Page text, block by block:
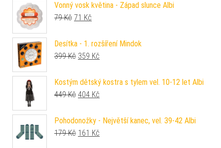
Vonný vosk květina - Západ slunce Albi
79Kč Původní cena byla: 79 Kč.
71 Kč
Desítka - 1. rozšíření Mindok
399Kč Původní cena byla: 399 Kč.
359 Kč
Kostým dětský kostra s tylem vel. 10-12 let Albi
449Kč Původní cena byla: 449 Kč.
404 Kč
Pohodonožky - Největší kanec, vel. 39-42 Albi
179Kč Původní cena byla: 179 Kč.
161 Kč